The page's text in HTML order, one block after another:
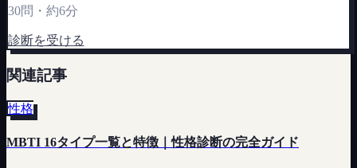
30問・約6分
診断を受ける
関連記事
性格
MBTI 16タイプ一覧と特徴｜性格診断の完全ガイド